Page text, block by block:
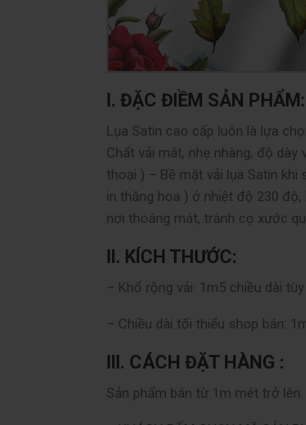
I. ĐẶC ĐIỀM SẢN PHẨM:
Lụa Satin cao cấp luôn là lựa
Chất vải mát, nhẹ nhàng, độ
thoại ) – Bề mặt vải lụa Satin
in thăng hoa ) ở nhiệt độ 230
nơi thoáng mát, tránh cọ xước
II. KÍCH THƯỚC:
– Khổ rộng vải: 1m5 chiều dài
– Chiều dài tối thiểu shop bán:
III. CÁCH ĐẶT HÀNG :
Sản phẩm bán từ 1m mét trở lên